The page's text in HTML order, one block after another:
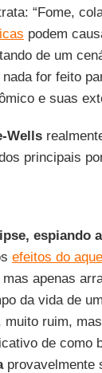
“Fome,
podem
de um
for feito
e suas
Wells
principais
espiando
efeitos do
apenas
da vida de
ruim,
de como
provavelmente